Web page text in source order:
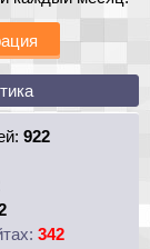
922
342